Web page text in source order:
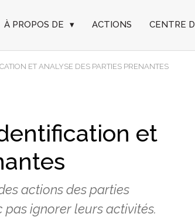
À PROPOS DE ▾ ACTIONS CENTRE
ET ANALYSE DES PARTIES PRENANTES
et
actions des parties
pas ignorer leurs activités.